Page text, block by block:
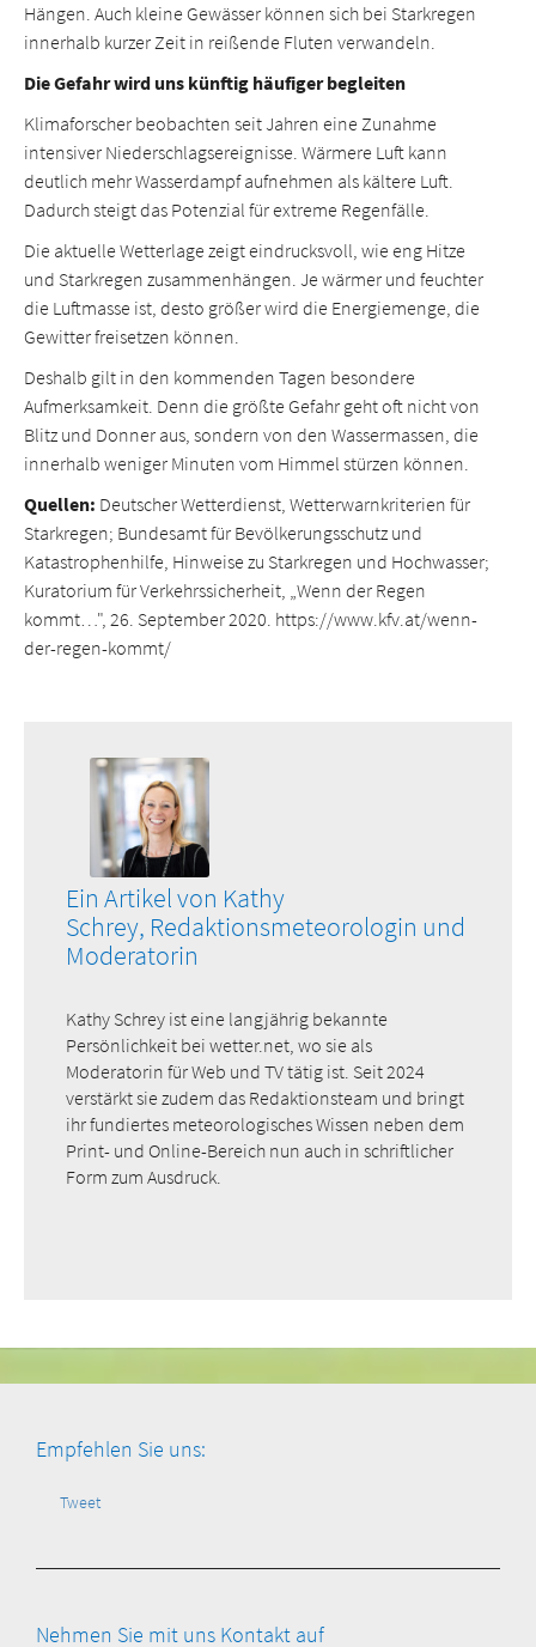
Hängen. Auch kleine Gewässer können sich bei Starkregen
innerhalb kurzer Zeit in reißende Fluten verwandeln.
Die Gefahr wird uns künftig häufiger begleiten
Klimaforscher beobachten seit Jahren eine Zunahme
intensiver Niederschlagsereignisse. Wärmere Luft kann
deutlich mehr Wasserdampf aufnehmen als kältere Luft.
Dadurch steigt das Potenzial für extreme Regenfälle.
Die aktuelle Wetterlage zeigt eindrucksvoll, wie eng Hitze
und Starkregen zusammenhängen. Je wärmer und feuchter
die Luftmasse ist, desto größer wird die Energiemenge, die
Gewitter freisetzen können.
Deshalb gilt in den kommenden Tagen besondere
Aufmerksamkeit. Denn die größte Gefahr geht oft nicht von
Blitz und Donner aus, sondern von den Wassermassen, die
innerhalb weniger Minuten vom Himmel stürzen können.
Quellen: Deutscher Wetterdienst, Wetterwarnkriterien für
Starkregen; Bundesamt für Bevölkerungsschutz und
Katastrophenhilfe, Hinweise zu Starkregen und Hochwasser;
Kuratorium für Verkehrssicherheit, „Wenn der Regen
kommt…", 26. September 2020. https://www.kfv.at/wenn-
der-regen-kommt/
Ein Artikel von Kathy
Schrey, Redaktionsmeteorologin und
Moderatorin
Kathy Schrey ist eine langjährig bekannte
Persönlichkeit bei wetter.net, wo sie als
Moderatorin für Web und TV tätig ist. Seit 2024
verstärkt sie zudem das Redaktionsteam und bringt
ihr fundiertes meteorologisches Wissen neben dem
Print- und Online-Bereich nun auch in schriftlicher
Form zum Ausdruck.
Empfehlen Sie uns:
Tweet
Nehmen Sie mit uns Kontakt auf